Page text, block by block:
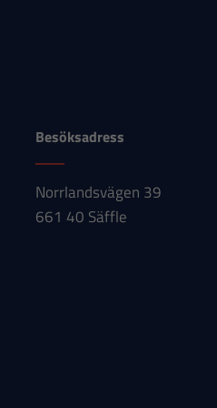
Besöksadress
Norrlandsvägen 39
661 40 Säffle